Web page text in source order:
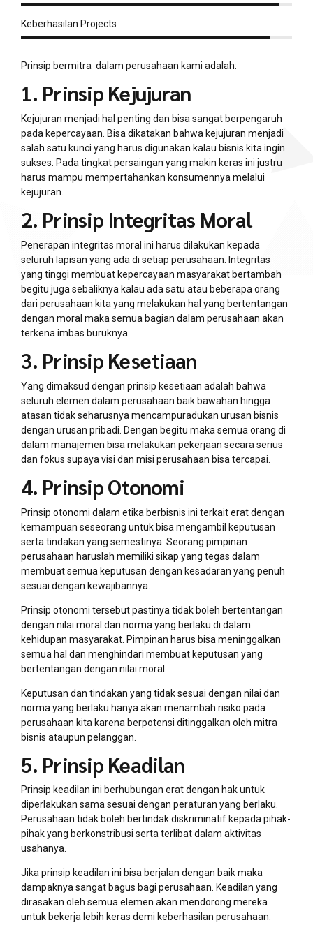
Keberhasilan Projects
Prinsip bermitra dalam perusahaan kami adalah:
1. Prinsip Kejujuran
Kejujuran menjadi hal penting dan bisa sangat berpengaruh
pada kepercayaan. Bisa dikatakan bahwa kejujuran menjadi
salah satu kunci yang harus digunakan kalau bisnis kita ingin
sukses. Pada tingkat persaingan yang makin keras ini justru
harus mampu mempertahankan konsumennya melalui
kejujuran.
2. Prinsip Integritas Moral
Penerapan integritas moral ini harus dilakukan kepada
seluruh lapisan yang ada di setiap perusahaan. Integritas
yang tinggi membuat kepercayaan masyarakat bertambah
begitu juga sebaliknya kalau ada satu atau beberapa orang
dari perusahaan kita yang melakukan hal yang bertentangan
dengan moral maka semua bagian dalam perusahaan akan
terkena imbas buruknya.
3. Prinsip Kesetiaan
Yang dimaksud dengan prinsip kesetiaan adalah bahwa
seluruh elemen dalam perusahaan baik bawahan hingga
atasan tidak seharusnya mencampuradukan urusan bisnis
dengan urusan pribadi. Dengan begitu maka semua orang di
dalam manajemen bisa melakukan pekerjaan secara serius
dan fokus supaya visi dan misi perusahaan bisa tercapai.
4. Prinsip Otonomi
Prinsip otonomi dalam etika berbisnis ini terkait erat dengan
kemampuan seseorang untuk bisa mengambil keputusan
serta tindakan yang semestinya. Seorang pimpinan
perusahaan haruslah memiliki sikap yang tegas dalam
membuat semua keputusan dengan kesadaran yang penuh
sesuai dengan kewajibannya.
Prinsip otonomi tersebut pastinya tidak boleh bertentangan
dengan nilai moral dan norma yang berlaku di dalam
kehidupan masyarakat. Pimpinan harus bisa meninggalkan
semua hal dan menghindari membuat keputusan yang
bertentangan dengan nilai moral.
Keputusan dan tindakan yang tidak sesuai dengan nilai dan
norma yang berlaku hanya akan menambah risiko pada
perusahaan kita karena berpotensi ditinggalkan oleh mitra
bisnis ataupun pelanggan.
5. Prinsip Keadilan
Prinsip keadilan ini berhubungan erat dengan hak untuk
diperlakukan sama sesuai dengan peraturan yang berlaku.
Perusahaan tidak boleh bertindak diskriminatif kepada pihak-
pihak yang berkonstribusi serta terlibat dalam aktivitas
usahanya.
Jika prinsip keadilan ini bisa berjalan dengan baik maka
dampaknya sangat bagus bagi perusahaan. Keadilan yang
dirasakan oleh semua elemen akan mendorong mereka
untuk bekerja lebih keras demi keberhasilan perusahaan.